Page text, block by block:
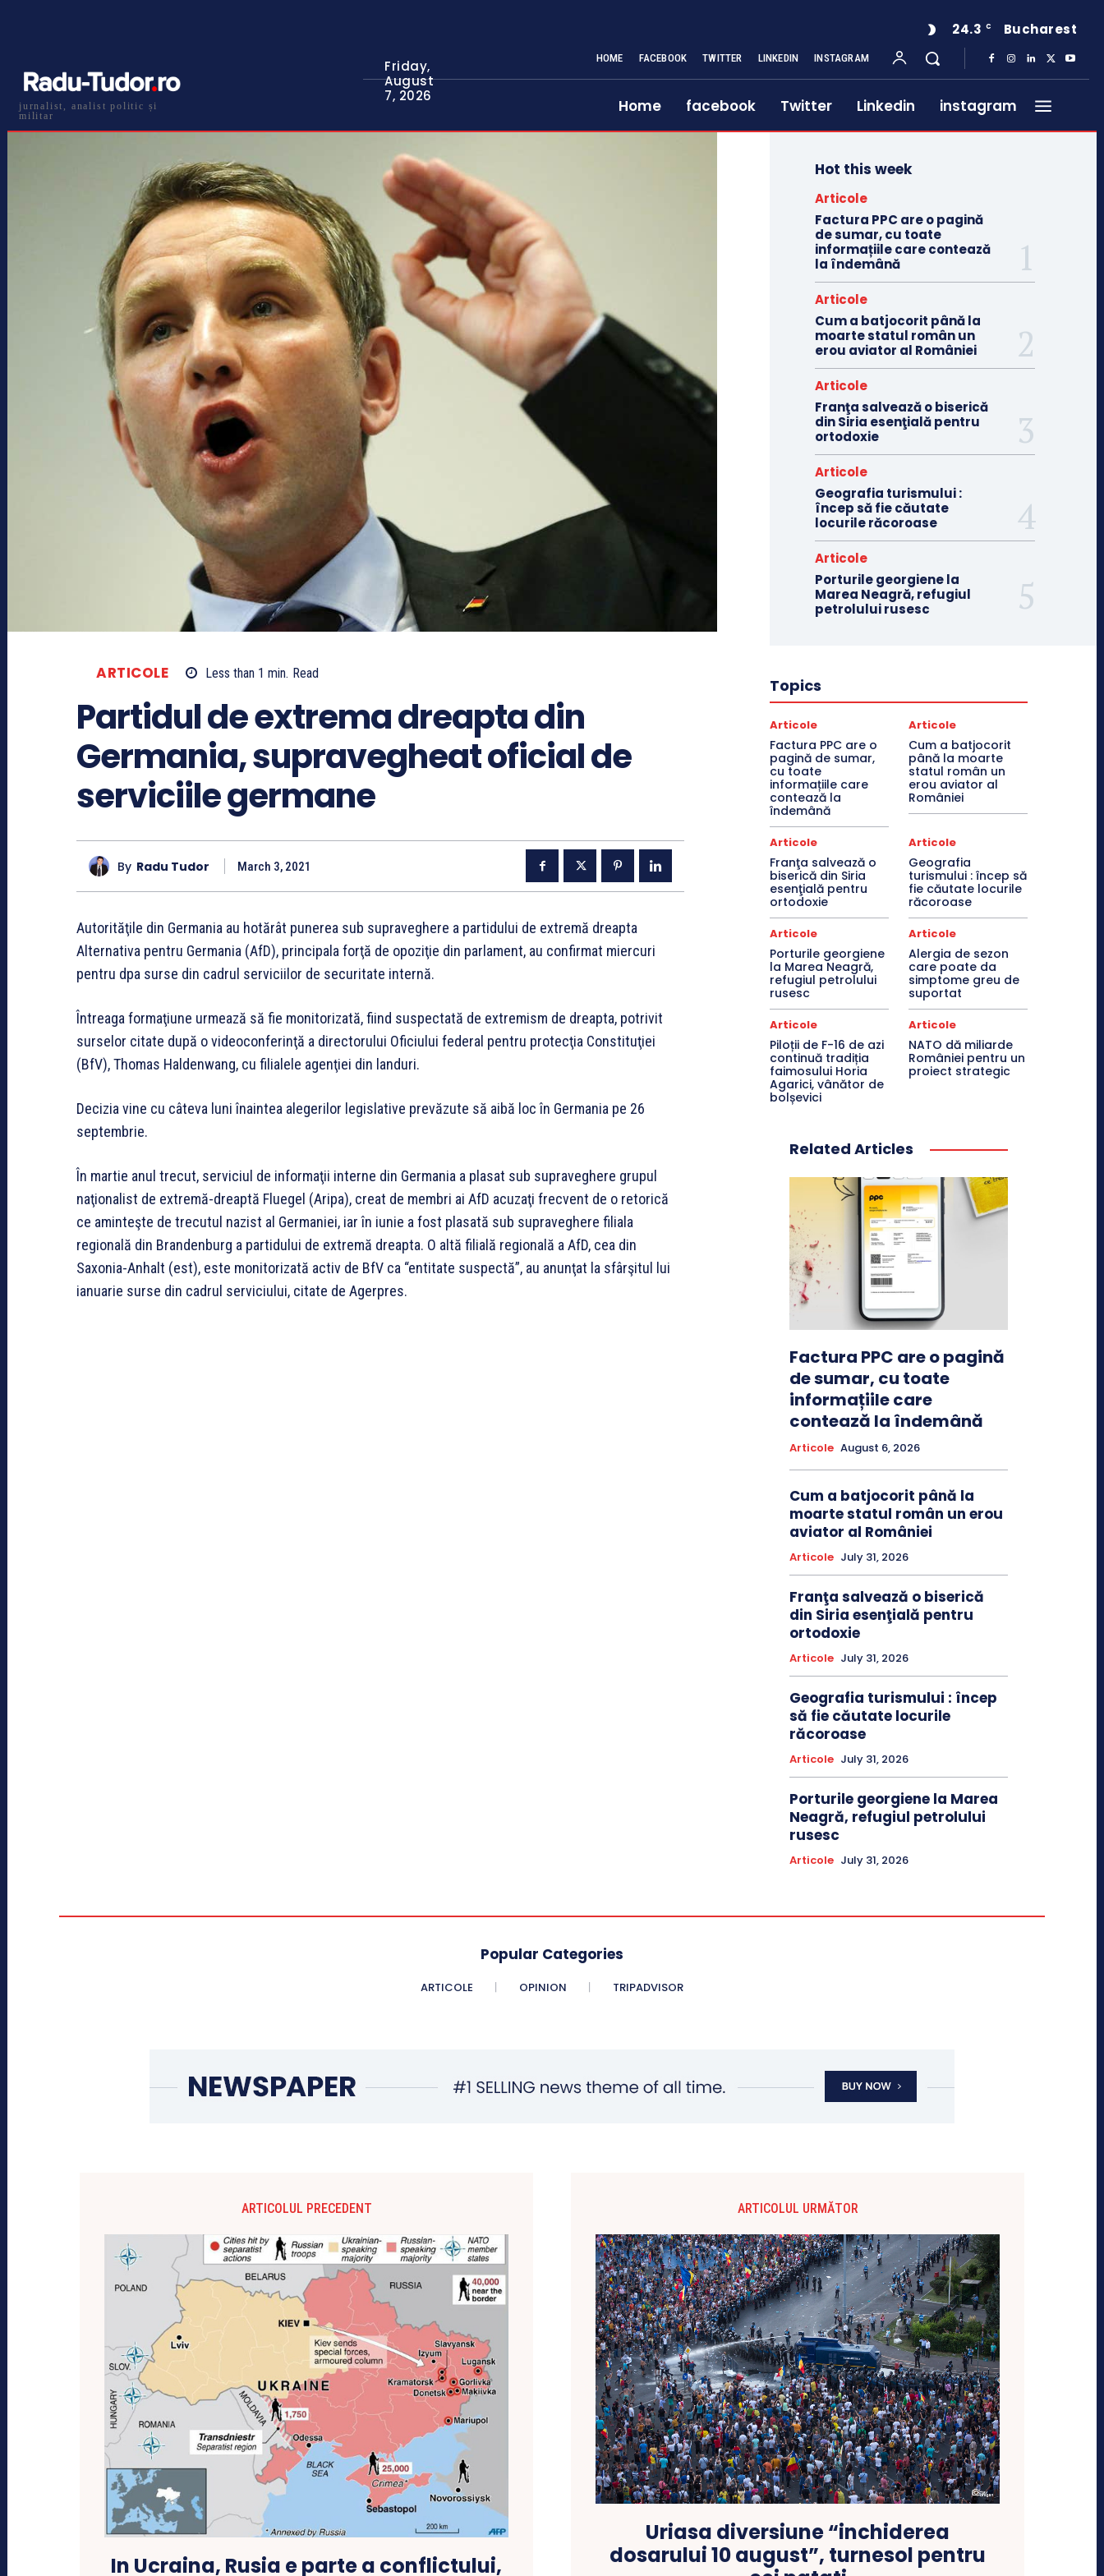
jurnalist, analist politic și
militar
Friday,
August
7, 2026
24.3 C Bucharest
HOME FACEBOOK TWITTER LINKEDIN INSTAGRAM
Home facebook Twitter Linkedin instagram
ARTICOLE Less than 1 min. Read
Partidul de extrema dreapta din
Germania, supravegheat oficial de
serviciile germane
By Radu Tudor March 3, 2021
Autorităţile din Germania au hotărât punerea sub supraveghere a partidului de extremă dreapta
Alternativa pentru Germania (AfD), principala forţă de opoziţie din parlament, au confirmat miercuri
pentru dpa surse din cadrul serviciilor de securitate internă.
Întreaga formaţiune urmează să fie monitorizată, fiind suspectată de extremism de dreapta, potrivit
surselor citate după o videoconferinţă a directorului Oficiului federal pentru protecţia Constituţiei
(BfV), Thomas Haldenwang, cu filialele agenţiei din landuri.
Decizia vine cu câteva luni înaintea alegerilor legislative prevăzute să aibă loc în Germania pe 26
septembrie.
În martie anul trecut, serviciul de informaţii interne din Germania a plasat sub supraveghere grupul
naţionalist de extremă-dreaptă Fluegel (Aripa), creat de membri ai AfD acuzaţi frecvent de o retorică
ce aminteşte de trecutul nazist al Germaniei, iar în iunie a fost plasată sub supraveghere filiala
regională din Brandenburg a partidului de extremă dreapta. O altă filială regională a AfD, cea din
Saxonia-Anhalt (est), este monitorizată activ de BfV ca “entitate suspectă”, au anunţat la sfârşitul lui
ianuarie surse din cadrul serviciului, citate de Agerpres.
Hot this week
Articole
Factura PPC are o pagină
de sumar, cu toate
informațiile care contează
la îndemână
Articole
Cum a batjocorit până la
moarte statul român un
erou aviator al României
Articole
Franţa salvează o biserică
din Siria esenţială pentru
ortodoxie
Articole
Geografia turismului :
încep să fie căutate
locurile răcoroase
Articole
Porturile georgiene la
Marea Neagră, refugiul
petrolului rusesc
Topics
Articole
Factura PPC are o
pagină de sumar,
cu toate
informațiile care
contează la
îndemână
Articole
Cum a batjocorit
până la moarte
statul român un
erou aviator al
României
Articole
Franţa salvează o
biserică din Siria
esenţială pentru
ortodoxie
Articole
Geografia
turismului : încep să
fie căutate locurile
răcoroase
Articole
Porturile georgiene
la Marea Neagră,
refugiul petrolului
rusesc
Articole
Alergia de sezon
care poate da
simptome greu de
suportat
Articole
Piloții de F-16 de azi
continuă tradiția
faimosului Horia
Agarici, vânător de
bolșevici
Articole
NATO dă miliarde
României pentru un
proiect strategic
Related Articles
Factura PPC are o pagină
de sumar, cu toate
informațiile care
contează la îndemână
Articole August 6, 2026
Cum a batjocorit până la
moarte statul român un erou
aviator al României
Articole July 31, 2026
Franţa salvează o biserică
din Siria esenţială pentru
ortodoxie
Articole July 31, 2026
Geografia turismului : încep
să fie căutate locurile
răcoroase
Articole July 31, 2026
Porturile georgiene la Marea
Neagră, refugiul petrolului
rusesc
Articole July 31, 2026
Popular Categories
ARTICOLE OPINION TRIPADVISOR
ARTICOLUL PRECEDENT
In Ucraina, Rusia e parte a conflictului,
ARTICOLUL URMĂTOR
Uriasa diversiune “inchiderea
dosarului 10 august”, turnesol pentru